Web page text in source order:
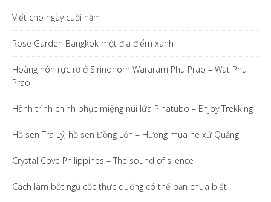
Viết cho ngày cuối năm
Rose Garden Bangkok một địa điểm xanh
Hoàng hôn rực rỡ ở Sirindhorn Wararam Phu Prao – Wat Phu
Prao
Hành trình chinh phục miệng núi lửa Pinatubo – Enjoy Trekking
Hồ sen Trà Lý, hồ sen Đồng Lớn – Hương mùa hè xứ Quảng
Crystal Cove Philippines – The sound of silence
Cách làm bột ngũ cốc thực dưỡng có thể bạn chưa biết